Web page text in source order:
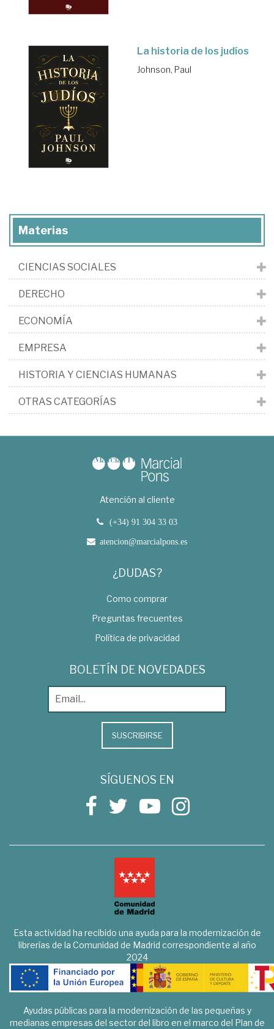
La historia de los judíos
Johnson, Paul
Materias
CIENCIAS SOCIALES
DERECHO
ECONOMÍA
EMPRESA
HISTORIA Y CIENCIAS HUMANAS
OTRAS CATEGORÍAS
Atención al cliente
(+34) 91 304 33 03
atencion@marcialpons.es
¿DUDAS?
Como comprar
Preguntas frecuentes
Política de privacidad
BOLETÍN DE NOVEDADES
SUSCRIBIRSE
SÍGUENOS EN
Esta actividad ha recibido una ayuda para la modernización de
librerías de la Comunidad de Madrid correspondiente al año
2024
Ayudas públicas para la modernización de las pequeñas y
medianas empresas del sector del libro en el marco del Plan de